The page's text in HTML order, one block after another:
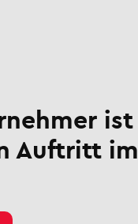
ist
Auftritt im